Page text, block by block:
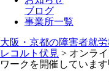
ブログ
事業所一覧
大阪・京都の障害者就
レコルト伏見 > オンラ
ワークを開催しています